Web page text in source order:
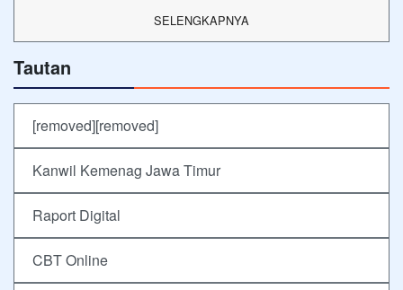
SELENGKAPNYA
Tautan
[removed][removed]
Kanwil Kemenag Jawa Timur
Raport Digital
CBT Online